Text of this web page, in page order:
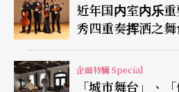
近年国内室内乐
秀四重奏挥洒之舞
企画特辑 Special
「城市舞台」、